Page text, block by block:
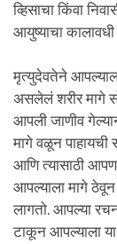
व्हिसाचा किंवा
आयुष्याचा
मृत्युदेवतेने
असलेलं शरीर मागे
आपली जाणीव
मागे वळून पाहायची
आणि त्यासाठी
आपल्याला मागे
लागतो. आपल्या
टाकून आपल्याला या